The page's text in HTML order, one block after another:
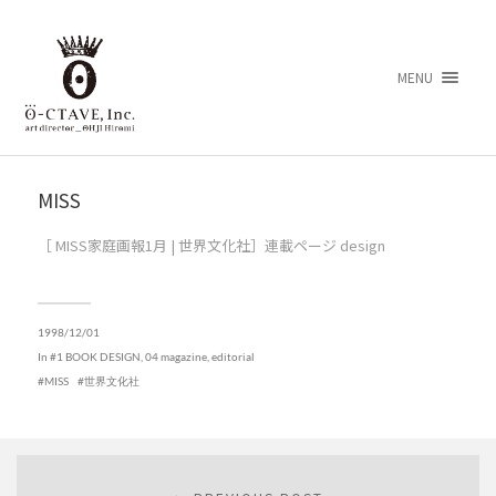
MENU
MISS
［ MISS家庭画報1月 | 世界文化社］連載ページ design
1998/12/01
In #1 BOOK DESIGN 04 magazine, editorial
MISS
世界文化社